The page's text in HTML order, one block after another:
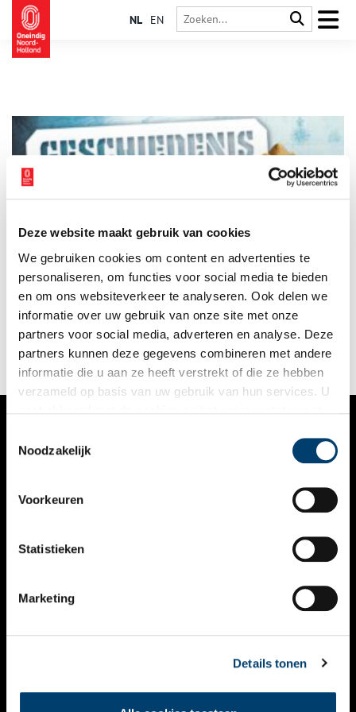
Deze website maakt gebruik van cookies
We gebruiken cookies om content en advertenties te
personaliseren, om functies voor social media te bieden
en om ons websiteverkeer te analyseren. Ook delen we
informatie over uw gebruik van onze site met onze
partners voor social media, adverteren en analyse. Deze
partners kunnen deze gegevens combineren met andere
informatie die u aan ze heeft verstrekt of die ze hebben
verzameld op basis van uw gebruik van hun services. U
Noodzakelijk
Voorkeuren
Statistieken
Marketing
Details tonen
NL EN
Op 11 oktober komen binnen- en buitenlandse historici naar
Haarlem om te spreken op het Geschiedenis Festival. Dit jaar
staan onder andere Dick Harrison, Geert Mak en Maarten van
Rossem op het podium.
1 min
VERHALEN
KALENDER
THEMA’S
VIDEO’S
CONTACT